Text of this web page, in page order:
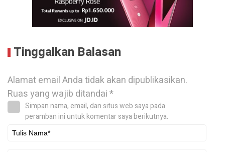
Tinggalkan Balasan
Alamat email Anda tidak akan dipublikasikan.
Ruas yang wajib ditandai*
Simpan nama, email, dan situs web saya pada
peramban ini untuk komentar saya berikutnya.